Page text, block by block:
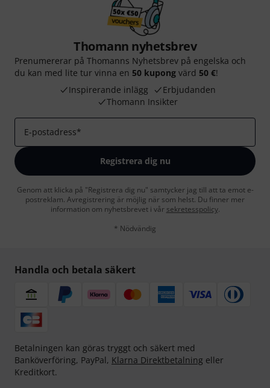
Thomann nyhetsbrev
Prenumererar på Thomanns Nyhetsbrev på engelska och
du kan med lite tur vinna en 50 kupong värd 50 €!
Inspirerande inlägg
Erbjudanden
Thomann Insikter
E-postadress*
Registrera dig nu
Genom att klicka på "Registrera dig nu" samtycker jag till att ta emot e-
postreklam. Avregistrering är möjlig när som helst. Du finner mer
information om nyhetsbrevet i vår sekretesspolicy.
* Nödvändig
Handla och betala säkert
Betalningen kan göras tryggt och säkert med
Banköverföring, PayPal, Klarna Direktbetalning eller
Kreditkort.